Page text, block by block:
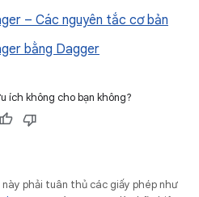
– Các nguyên tắc cơ bản
bằng Dagger
ích không cho bạn không?
phải tuân thủ các giấy phép như